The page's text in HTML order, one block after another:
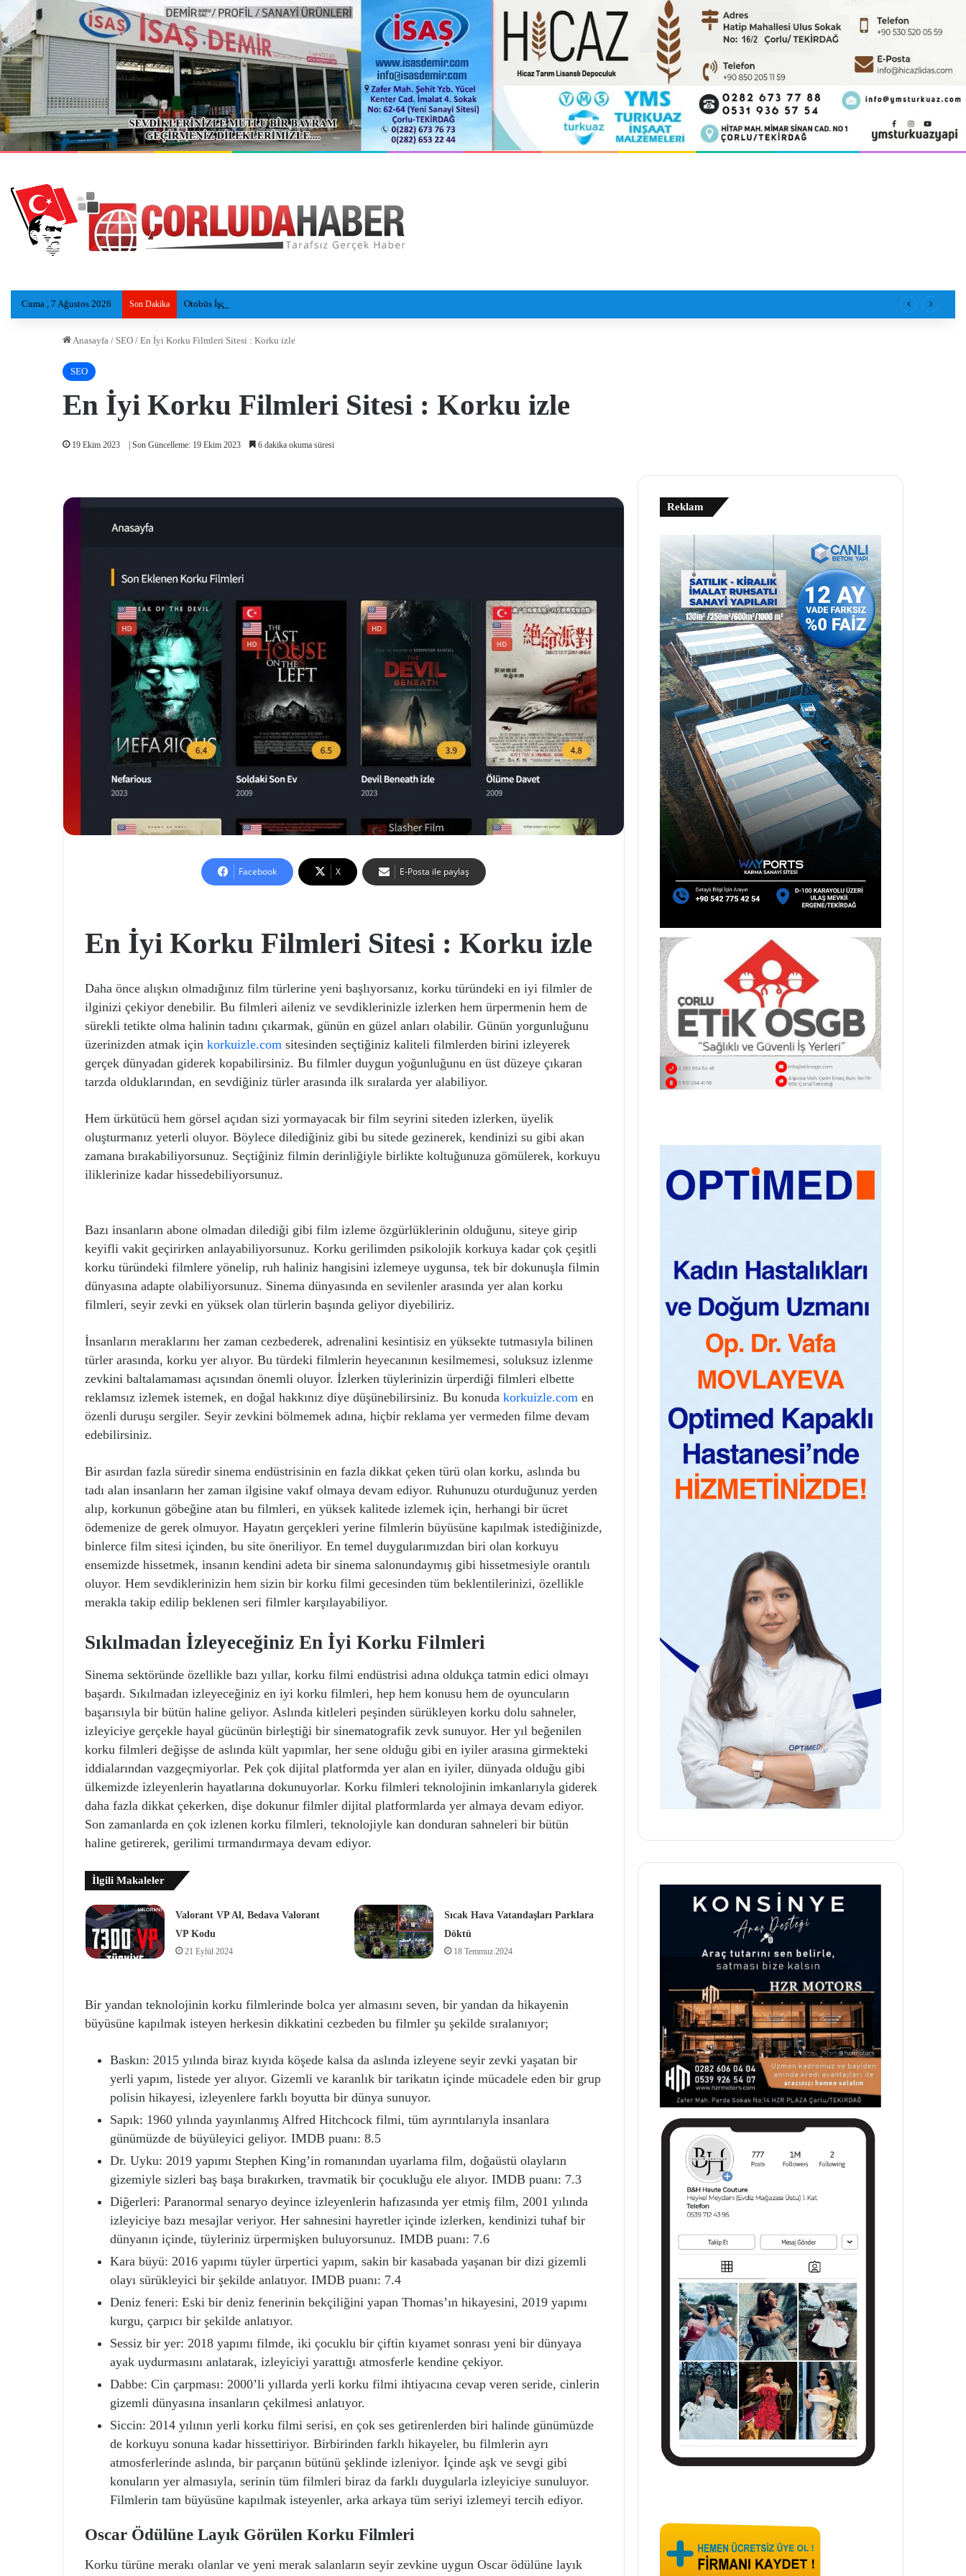
Cuma , 7 Ağustos 2026 Son Dakika Otobüs İşçi Servisleri ve Otomobile Çarptı: 29 Yaralı
Anasayfa / SEO / En İyi Korku Filmleri Sitesi : Korku izle
SEO
En İyi Korku Filmleri Sitesi : Korku izle
19 Ekim 2023 | Son Güncelleme: 19 Ekim 2023 6 dakika okuma süresi
Facebook X E-Posta ile paylaş
En İyi Korku Filmleri Sitesi : Korku izle
Daha önce alışkın olmadığınız film türlerine yeni başlıyorsanız, korku türündeki en iyi filmler de
ilginizi çekiyor denebilir. Bu filmleri aileniz ve sevdiklerinizle izlerken hem ürpermenin hem de
sürekli tetikte olma halinin tadını çıkarmak, günün en güzel anları olabilir. Günün yorgunluğunu
üzerinizden atmak için korkuizle.com sitesinden seçtiğiniz kaliteli filmlerden birini izleyerek
gerçek dünyadan giderek kopabilirsiniz. Bu filmler duygun yoğunluğunu en üst düzeye çıkaran
tarzda olduklarından, en sevdiğiniz türler arasında ilk sıralarda yer alabiliyor.
Hem ürkütücü hem görsel açıdan sizi yormayacak bir film seyrini siteden izlerken, üyelik
oluşturmanız yeterli oluyor. Böylece dilediğiniz gibi bu sitede gezinerek, kendinizi su gibi akan
zamana bırakabiliyorsunuz. Seçtiğiniz filmin derinliğiyle birlikte koltuğunuza gömülerek, korkuyu
iliklerinize kadar hissedebiliyorsunuz.
Bazı insanların abone olmadan dilediği gibi film izleme özgürlüklerinin olduğunu, siteye girip
keyifli vakit geçirirken anlayabiliyorsunuz. Korku gerilimden psikolojik korkuya kadar çok çeşitli
korku türündeki filmlere yönelip, ruh haliniz hangisini izlemeye uygunsa, tek bir dokunuşla filmin
dünyasına adapte olabiliyorsunuz. Sinema dünyasında en sevilenler arasında yer alan korku
filmleri, seyir zevki en yüksek olan türlerin başında geliyor diyebiliriz.
İnsanların meraklarını her zaman cezbederek, adrenalini kesintisiz en yüksekte tutmasıyla bilinen
türler arasında, korku yer alıyor. Bu türdeki filmlerin heyecanının kesilmemesi, soluksuz izlenme
zevkini baltalamaması açısından önemli oluyor. İzlerken tüylerinizin ürperdiği filmleri elbette
reklamsız izlemek istemek, en doğal hakkınız diye düşünebilirsiniz. Bu konuda korkuizle.com en
özenli duruşu sergiler. Seyir zevkini bölmemek adına, hiçbir reklama yer vermeden filme devam
edebilirsiniz.
Bir asırdan fazla süredir sinema endüstrisinin en fazla dikkat çeken türü olan korku, aslında bu
tadı alan insanların her zaman ilgisine vakıf olmaya devam ediyor. Ruhunuzu oturduğunuz yerden
alıp, korkunun göbeğine atan bu filmleri, en yüksek kalitede izlemek için, herhangi bir ücret
ödemenize de gerek olmuyor. Hayatın gerçekleri yerine filmlerin büyüsüne kapılmak istediğinizde,
binlerce film sitesi içinden, bu site öneriliyor. En temel duygularımızdan biri olan korkuyu
ensemizde hissetmek, insanın kendini adeta bir sinema salonundaymış gibi hissetmesiyle orantılı
oluyor. Hem sevdiklerinizin hem sizin bir korku filmi gecesinden tüm beklentilerinizi, özellikle
merakla takip edilip beklenen seri filmler karşılayabiliyor.
Sıkılmadan İzleyeceğiniz En İyi Korku Filmleri
Sinema sektöründe özellikle bazı yıllar, korku filmi endüstrisi adına oldukça tatmin edici olmayı
başardı. Sıkılmadan izleyeceğiniz en iyi korku filmleri, hep hem konusu hem de oyuncuların
başarısıyla bir bütün haline geliyor. Aslında kitleleri peşinden sürükleyen korku dolu sahneler,
izleyiciye gerçekle hayal gücünün birleştiği bir sinematografik zevk sunuyor. Her yıl beğenilen
korku filmleri değişse de aslında kült yapımlar, her sene olduğu gibi en iyiler arasına girmekteki
iddialarından vazgeçmiyorlar. Pek çok dijital platformda yer alan en iyiler, dünyada olduğu gibi
ülkemizde izleyenlerin hayatlarına dokunuyorlar. Korku filmleri teknolojinin imkanlarıyla giderek
daha fazla dikkat çekerken, dişe dokunur filmler dijital platformlarda yer almaya devam ediyor.
Son zamanlarda en çok izlenen korku filmleri, teknolojiyle kan donduran sahneleri bir bütün
haline getirerek, gerilimi tırmandırmaya devam ediyor.
İlgili Makaleler
Valorant VP Al, Bedava Valorant
VP Kodu
21 Eylül 2024
Sıcak Hava Vatandaşları Parklara
Döktü
18 Temmuz 2024
Bir yandan teknolojinin korku filmlerinde bolca yer almasını seven, bir yandan da hikayenin
büyüsüne kapılmak isteyen herkesin dikkatini cezbeden bu filmler şu şekilde sıralanıyor;
Baskın: 2015 yılında biraz kıyıda köşede kalsa da aslında izleyene seyir zevki yaşatan bir
yerli yapım, listede yer alıyor. Gizemli ve karanlık bir tarikatın içinde mücadele eden bir grup
polisin hikayesi, izleyenlere farklı boyutta bir dünya sunuyor.
Sapık: 1960 yılında yayınlanmış Alfred Hitchcock filmi, tüm ayrıntılarıyla insanlara
günümüzde de büyüleyici geliyor. IMDB puanı: 8.5
Dr. Uyku: 2019 yapımı Stephen King’in romanından uyarlama film, doğaüstü olayların
gizemiyle sizleri baş başa bırakırken, travmatik bir çocukluğu ele alıyor. IMDB puanı: 7.3
Diğerleri: Paranormal senaryo deyince izleyenlerin hafızasında yer etmiş film, 2001 yılında
izleyiciye bazı mesajlar veriyor. Her sahnesini hayretler içinde izlerken, kendinizi tuhaf bir
dünyanın içinde, tüyleriniz ürpermişken buluyorsunuz. IMDB puanı: 7.6
Kara büyü: 2016 yapımı tüyler ürpertici yapım, sakin bir kasabada yaşanan bir dizi gizemli
olayı sürükleyici bir şekilde anlatıyor. IMDB puanı: 7.4
Deniz feneri: Eski bir deniz fenerinin bekçiliğini yapan Thomas’ın hikayesini, 2019 yapımı
kurgu, çarpıcı bir şekilde anlatıyor.
Sessiz bir yer: 2018 yapımı filmde, iki çocuklu bir çiftin kıyamet sonrası yeni bir dünyaya
ayak uydurmasını anlatarak, izleyiciyi yarattığı atmosferle kendine çekiyor.
Dabbe: Cin çarpması: 2000’li yıllarda yerli korku filmi ihtiyacına cevap veren seride, cinlerin
gizemli dünyasına insanların çekilmesi anlatıyor.
Siccin: 2014 yılının yerli korku filmi serisi, en çok ses getirenlerden biri halinde günümüzde
de korkuyu sonuna kadar hissettiriyor. Birbirinden farklı hikayeler, bu filmlerin ayrı
atmosferlerinde aslında, bir parçanın bütünü şeklinde izleniyor. İçinde aşk ve sevgi gibi
konuların yer almasıyla, serinin tüm filmleri biraz da farklı duygularla izleyiciye sunuluyor.
Filmlerin tam büyüsüne kapılmak isteyenler, arka arkaya tüm seriyi izlemeyi tercih ediyor.
Oscar Ödülüne Layık Görülen Korku Filmleri
Korku türüne merakı olanlar ve yeni merak salanların seyir zevkine uygun Oscar ödülüne layık
Reklam